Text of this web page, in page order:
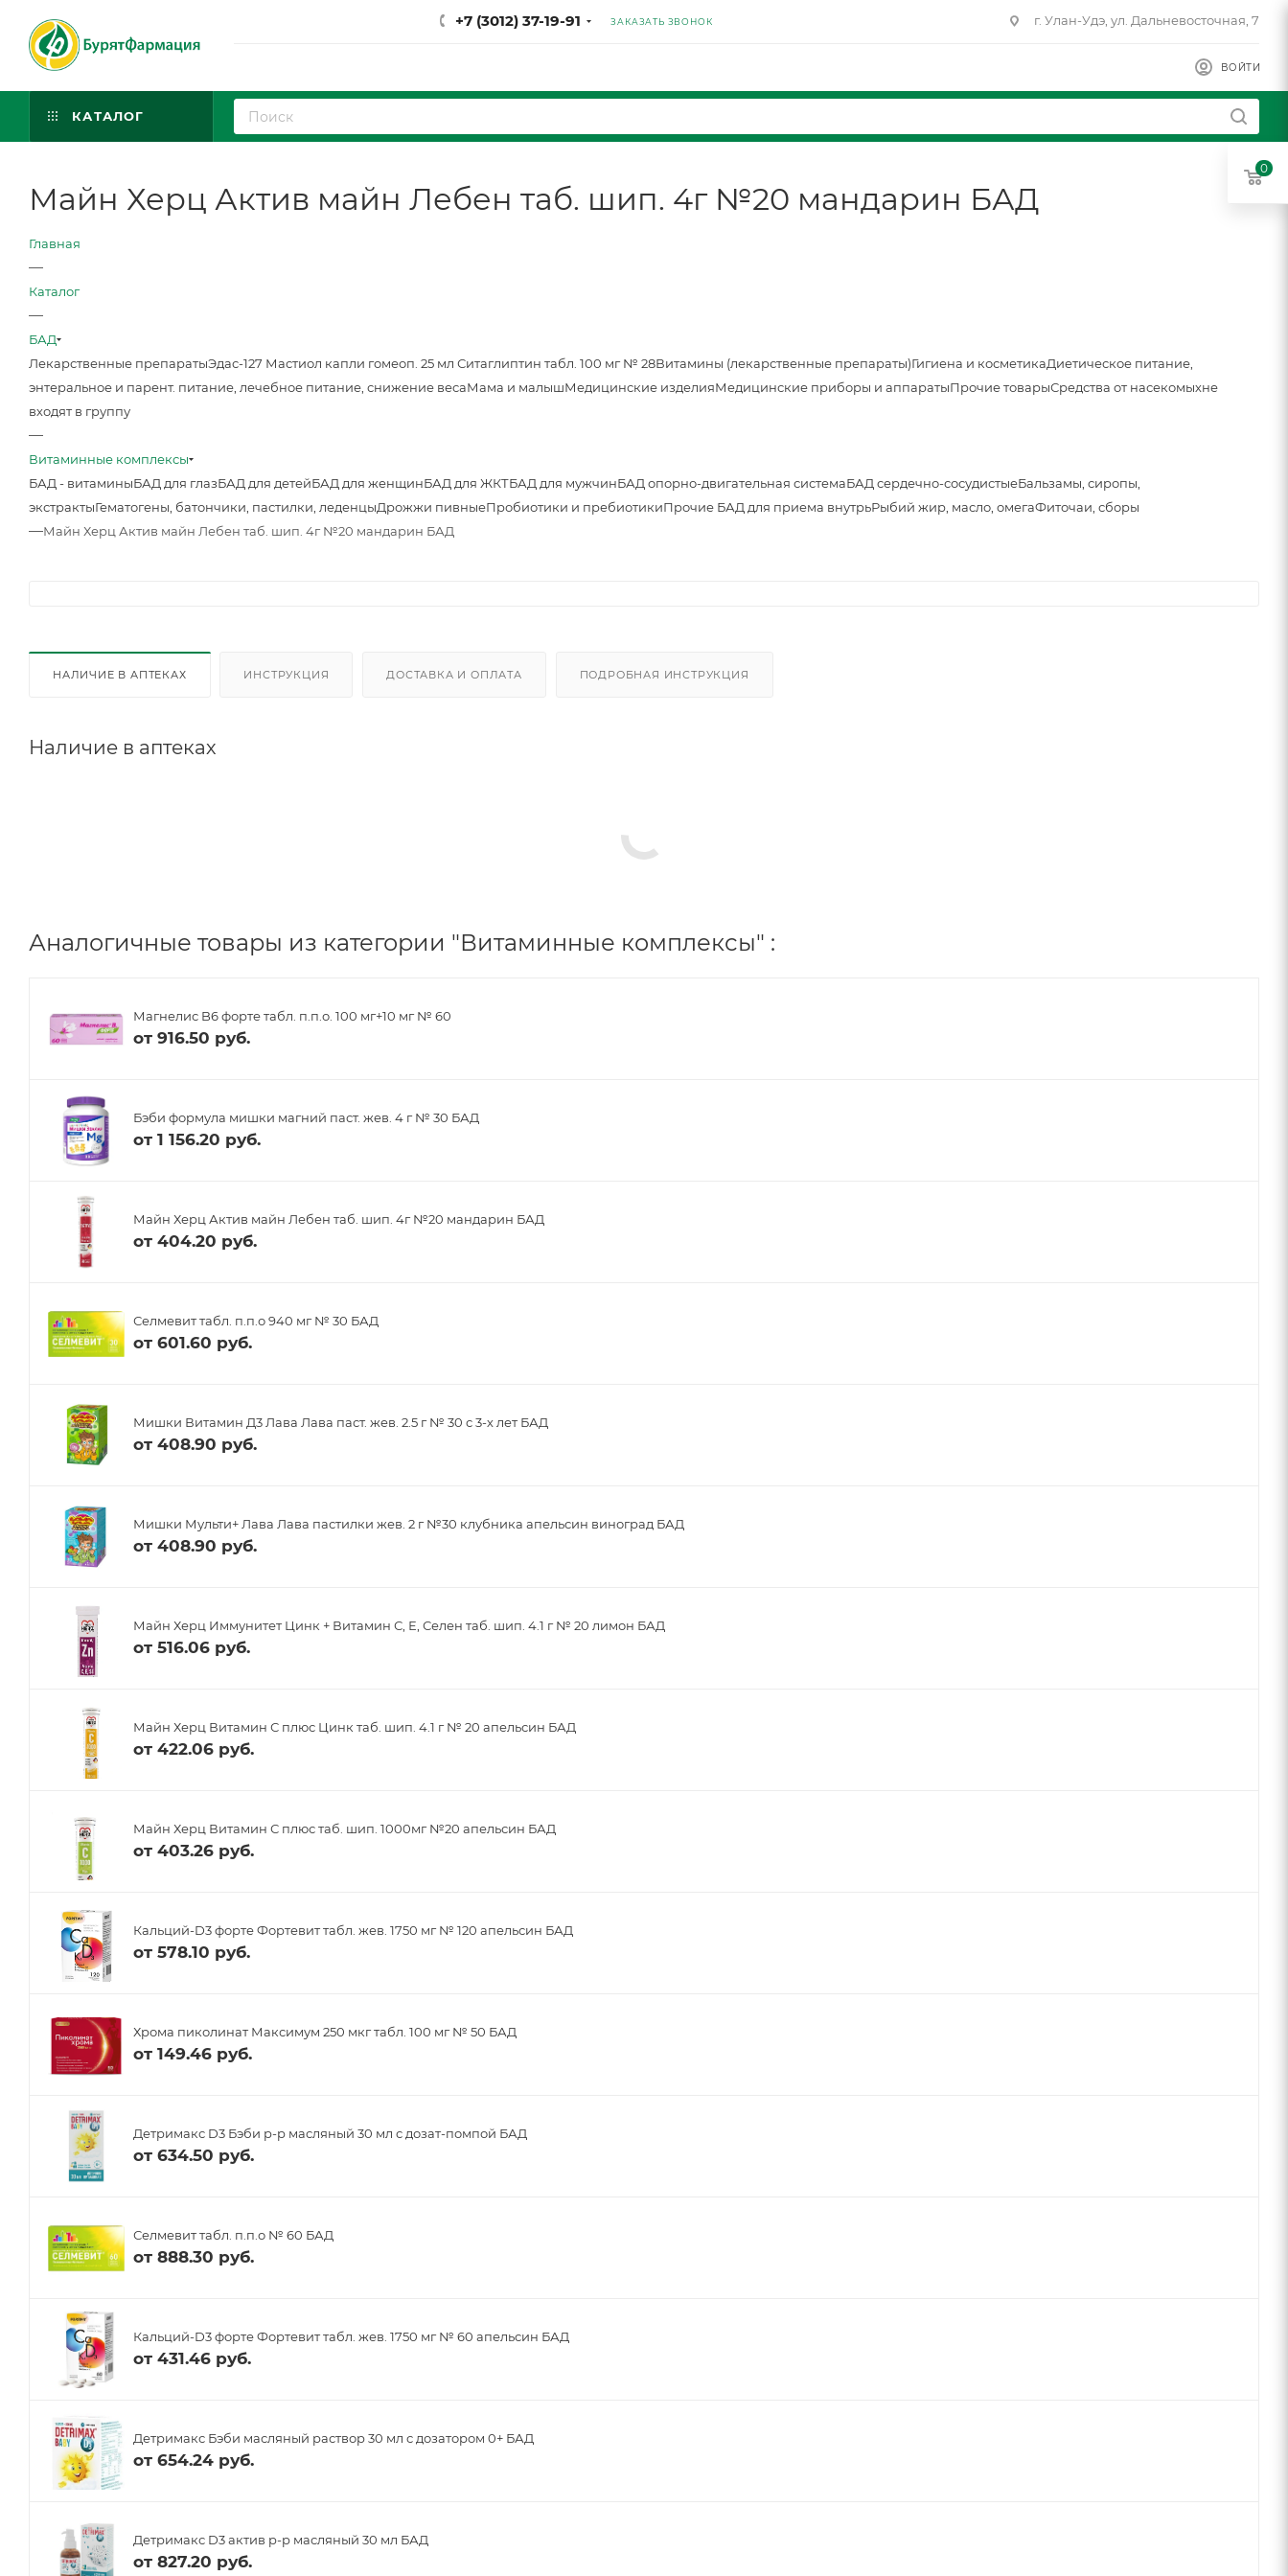
+7 (3012) 37-19-91 ЗАКАЗАТЬ ЗВОНОК г. Улан-Удэ, ул. Дальневосточная, 7
ВОЙТИ
КАТАЛОГ
Майн Херц Актив майн Лебен таб. шип. 4г №20 мандарин БАД
Главная
—
Каталог
—
БАД
Лекарственные препаратыЭдас-127 Мастиол капли гомеоп. 25 мл Ситаглиптин табл. 100 мг № 28Витамины (лекарственные препараты)Гигиена и косметикаДиетическое питание,
энтеральное и парент. питание, лечебное питание, снижение весаМама и малышМедицинские изделияМедицинские приборы и аппаратыПрочие товарыСредства от насекомыхне
входят в группу
—
Витаминные комплексы
БАД - витаминыБАД для глазБАД для детейБАД для женщинБАД для ЖКТБАД для мужчинБАД опорно-двигательная системаБАД сердечно-сосудистыеБальзамы, сиропы,
экстрактыГематогены, батончики, пастилки, леденцыДрожжи пивныеПробиотики и пребиотикиПрочие БАД для приема внутрьРыбий жир, масло, омегаФиточаи, сборы
—Майн Херц Актив майн Лебен таб. шип. 4г №20 мандарин БАД
НАЛИЧИЕ В АПТЕКАХ ИНСТРУКЦИЯ ДОСТАВКА И ОПЛАТА ПОДРОБНАЯ ИНСТРУКЦИЯ
Наличие в аптеках
Аналогичные товары из категории "Витаминные комплексы" :
Магнелис B6 форте табл. п.п.о. 100 мг+10 мг № 60
от 916.50 руб.
Бэби формула мишки магний паст. жев. 4 г № 30 БАД
от 1 156.20 руб.
Майн Херц Актив майн Лебен таб. шип. 4г №20 мандарин БАД
от 404.20 руб.
Селмевит табл. п.п.о 940 мг № 30 БАД
от 601.60 руб.
Мишки Витамин Д3 Лава Лава паст. жев. 2.5 г № 30 с 3-х лет БАД
от 408.90 руб.
Мишки Мульти+ Лава Лава пастилки жев. 2 г №30 клубника апельсин виноград БАД
от 408.90 руб.
Майн Херц Иммунитет Цинк + Витамин С, Е, Селен таб. шип. 4.1 г № 20 лимон БАД
от 516.06 руб.
Майн Херц Витамин С плюс Цинк таб. шип. 4.1 г № 20 апельсин БАД
от 422.06 руб.
Майн Херц Витамин С плюс таб. шип. 1000мг №20 апельсин БАД
от 403.26 руб.
Кальций-D3 форте Фортевит табл. жев. 1750 мг № 120 апельсин БАД
от 578.10 руб.
Хрома пиколинат Максимум 250 мкг табл. 100 мг № 50 БАД
от 149.46 руб.
Детримакс D3 Бэби р-р масляный 30 мл с дозат-помпой БАД
от 634.50 руб.
Селмевит табл. п.п.о № 60 БАД
от 888.30 руб.
Кальций-D3 форте Фортевит табл. жев. 1750 мг № 60 апельсин БАД
от 431.46 руб.
Детримакс Бэби масляный раствор 30 мл с дозатором 0+ БАД
от 654.24 руб.
Детримакс D3 актив р-р масляный 30 мл БАД
от 827.20 руб.
0